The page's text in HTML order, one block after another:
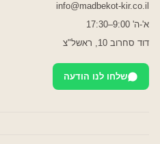
info@madbekot-kir.co.il
א'-ה' 9:00–17:30
דוד סחרוב 10, ראשל"צ
שלחו לנו הודעה